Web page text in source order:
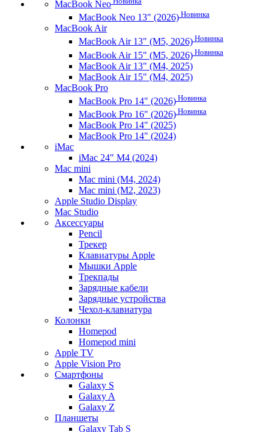
MacBook Neo
MacBook Neo 13" (2026) Новинка
MacBook Air
MacBook Air 13" (M5, 2026) Новинка
MacBook Air 15" (M5, 2026) Новинка
MacBook Air 13" (M4, 2025)
MacBook Air 15" (M4, 2025)
MacBook Pro
MacBook Pro 14" (2026) Новинка
MacBook Pro 16" (2026) Новинка
MacBook Pro 14" (2025)
MacBook Pro 14" (2024)
iMac
iMac 24" M4 (2024)
Mac mini
Mac mini (M4, 2024)
Mac mini (M2, 2023)
Apple Studio Display
Mac Studio
Аксессуары
Pencil
Трекер
Клавиатуры Apple
Мышки Apple
Трекпады
Зарядные кабели
Зарядные устройства
Чехол-клавиатура
Колонки
Homepod
Homepod mini
Apple TV
Apple Vision Pro
Смартфоны
Galaxy S
Galaxy A
Galaxy Z
Планшеты
Galaxy Tab S